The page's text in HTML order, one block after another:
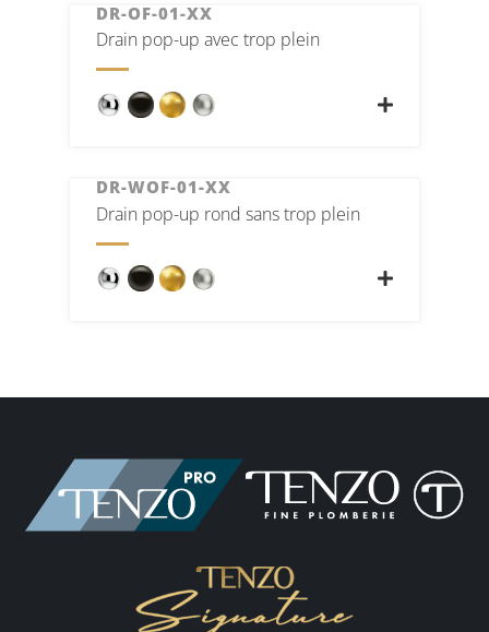
DR-OF-01-XX
Drain pop-up avec trop plein
DR-WOF-01-XX
Drain pop-up rond sans trop plein